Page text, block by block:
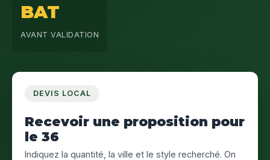
BAT
AVANT VALIDATION
DEVIS LOCAL
Recevoir une proposition pour
le 36
Indiquez la quantité, la ville et le style recherché. On